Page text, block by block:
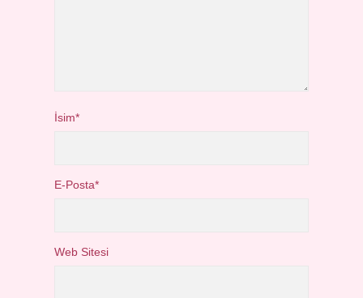
İsim*
E-Posta*
Web Sitesi